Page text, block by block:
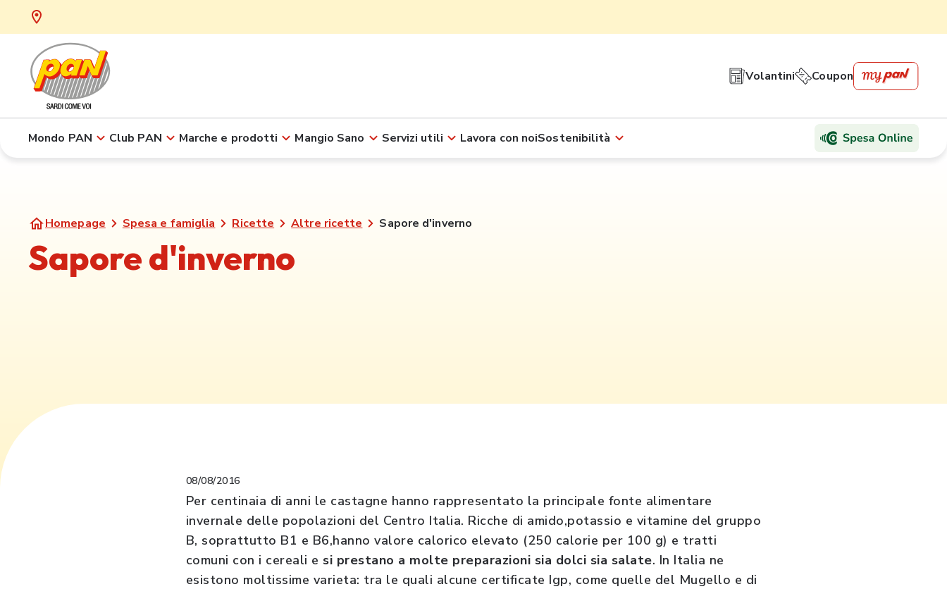
Volantini Coupon
Mondo PAN Club PAN Marche e prodotti Mangio Sano Servizi utili Lavora con noiSostenibilità
Homepage Spesa e famiglia Ricette Altre ricette Sapore d'inverno
Sapore d'inverno
08/08/2016
Per centinaia di anni le castagne hanno rappresentato la principale fonte alimentare
invernale delle popolazioni del Centro Italia. Ricche di amido,potassio e vitamine del gruppo
B, soprattutto B1 e B6,hanno valore calorico elevato (250 calorie per 100 g) e tratti
comuni con i cereali e si prestano a molte preparazioni sia dolci sia salate. In Italia ne
esistono moltissime varieta: tra le quali alcune certificate Igp, come quelle del Mugello e di